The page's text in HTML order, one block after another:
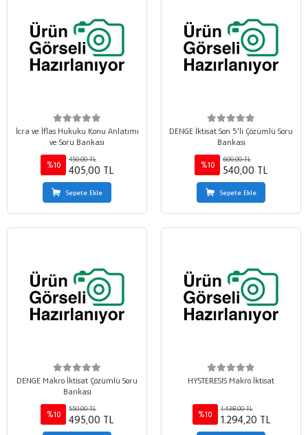
İcra ve İflas Hukuku Konu Anlatımı
ve Soru Bankası
%10
450,00 TL
405,00 TL
Sepete Ekle
DENGE İktisat Son 5'li Çözümlü Soru
Bankası
%10
600,00 TL
540,00 TL
Sepete Ekle
DENGE Makro İktisat Çözümlü Soru
Bankası
%10
550,00 TL
495,00 TL
HYSTERESIS Makro İktisat
%10
1.438,00 TL
1.294,20 TL